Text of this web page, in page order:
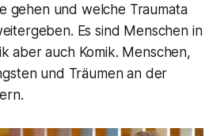
gehen und welche Traumata
Es sind Menschen in
aber auch Komik. Menschen,
und Träumen an der